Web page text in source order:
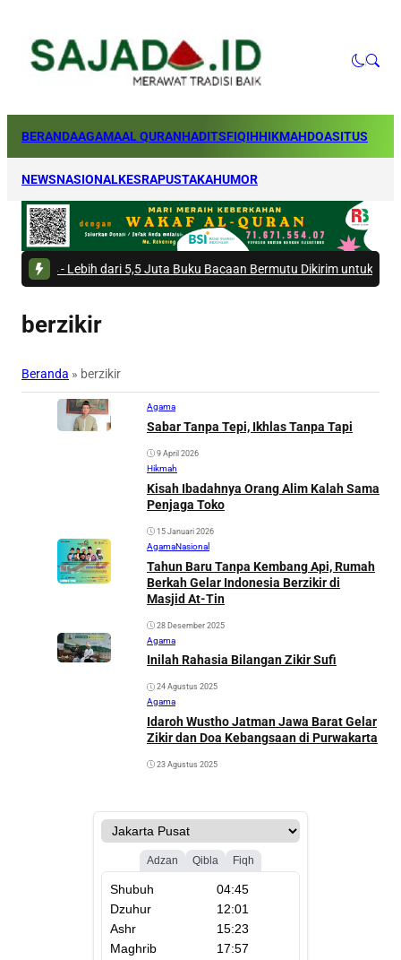
BERANDAAGAMAAL QURANHADITSFIQIHHIKMAHDOASITUS
NEWSNASIONALKESRAPUSTAKAHUMOR
Lebih dari 5,5 Juta Buku Bacaan Bermutu Dikirim untuk Perkuat
berzikir
Beranda » berzikir
Agama
Sabar Tanpa Tepi, Ikhlas Tanpa Tapi
9 April 2026
Hikmah
Kisah Ibadahnya Orang Alim Kalah Sama
Penjaga Toko
15 Januari 2026
AgamaNasional
Tahun Baru Tanpa Kembang Api, Rumah
Berkah Gelar Indonesia Berzikir di
Masjid At-Tin
28 Desember 2025
Agama
Inilah Rahasia Bilangan Zikir Sufi
24 Agustus 2025
Agama
Idaroh Wustho Jatman Jawa Barat Gelar
Zikir dan Doa Kebangsaan di Purwakarta
23 Agustus 2025